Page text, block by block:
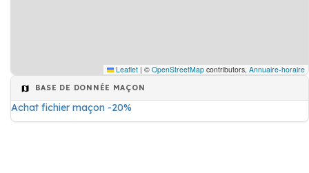
Leaflet | © OpenStreetMap contributors, Annuaire-horaire
BASE DE DONNÉE MAÇON
Achat fichier maçon -20%